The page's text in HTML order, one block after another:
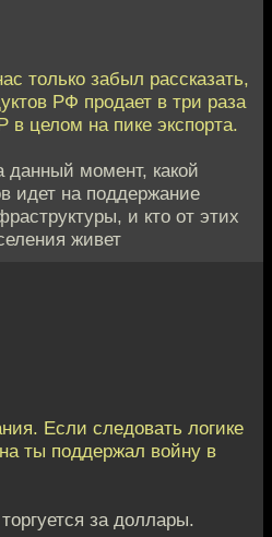
только забыл рассказать,
РФ продает в три раза
целом на пике экспорта.
данный момент, какой
идет на поддержание
и кто от этих
живет
Если следовать логике
ты поддержал войну в
за доллары.